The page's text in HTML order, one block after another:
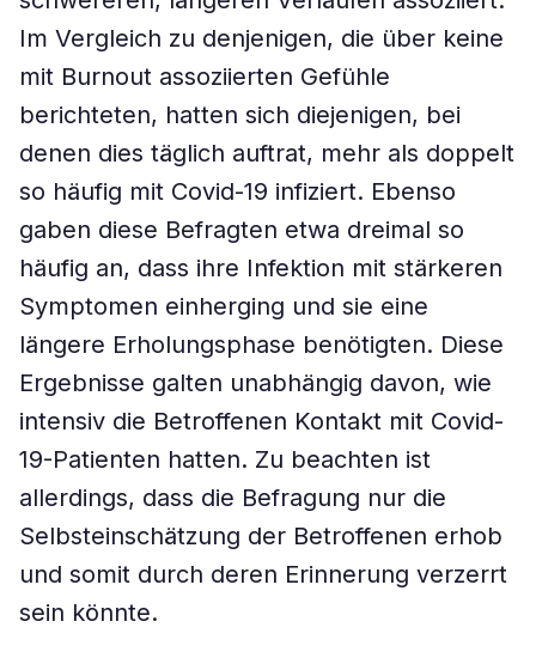
Im Vergleich zu denjenigen, die über keine
mit Burnout assoziierten Gefühle
berichteten, hatten sich diejenigen, bei
denen dies täglich auftrat, mehr als doppelt
so häufig mit Covid-19 infiziert. Ebenso
gaben diese Befragten etwa dreimal so
häufig an, dass ihre Infektion mit stärkeren
Symptomen einherging und sie eine
längere Erholungsphase benötigten. Diese
Ergebnisse galten unabhängig davon, wie
intensiv die Betroffenen Kontakt mit Covid-
19-Patienten hatten. Zu beachten ist
allerdings, dass die Befragung nur die
Selbsteinschätzung der Betroffenen erhob
und somit durch deren Erinnerung verzerrt
sein könnte.